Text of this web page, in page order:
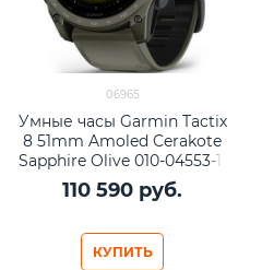
06965
Умные часы Garmin Tactix
8 51mm Amoled Cerakote
Sapphire Olive 010-04553-11
110 590 руб.
КУПИТЬ